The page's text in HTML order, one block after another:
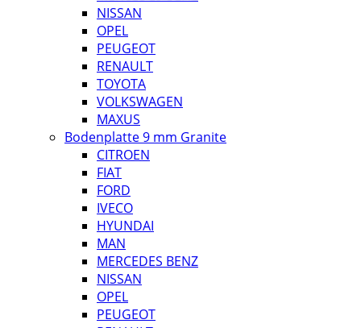
NISSAN
OPEL
PEUGEOT
RENAULT
TOYOTA
VOLKSWAGEN
MAXUS
Bodenplatte 9 mm Granite
CITROEN
FIAT
FORD
IVECO
HYUNDAI
MAN
MERCEDES BENZ
NISSAN
OPEL
PEUGEOT